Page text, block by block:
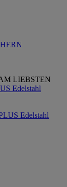
LIEBSTEN
Edelstahl